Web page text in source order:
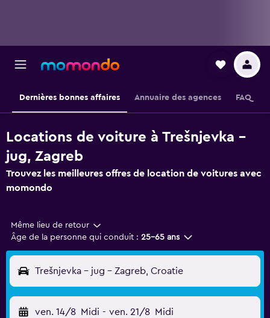
Dernières bonnes affaires Annuaire des agences FAQ
Locations de voiture à Trešnjevka –
jug, Zagreb
Trouvez les meilleures offres de location de voitures avec
momondo
Même lieu de retour
Âge de la personne qui conduit : 25-65 ans
Trešnjevka – jug - Zagreb, Croatie
ven. 14/8 Midi - ven. 21/8 Midi